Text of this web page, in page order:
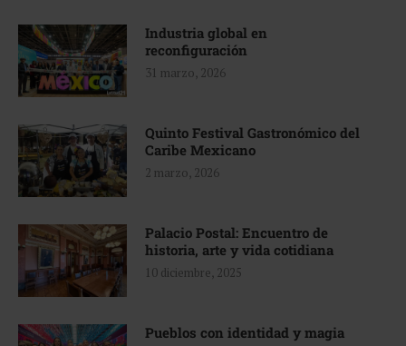
Industria global en
reconfiguración
31 marzo, 2026
Quinto Festival Gastronómico del
Caribe Mexicano
2 marzo, 2026
Palacio Postal: Encuentro de
historia, arte y vida cotidiana
10 diciembre, 2025
Pueblos con identidad y magia